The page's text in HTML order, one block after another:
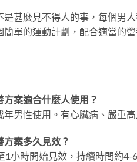
是甚麼見不得人的事，每個男
簡單的運動計劃，配合適當的
案適合什麼人使用？
男性使用。有心臟病、嚴重
方案多久見效？
1小時開始見效，持續時間約4-